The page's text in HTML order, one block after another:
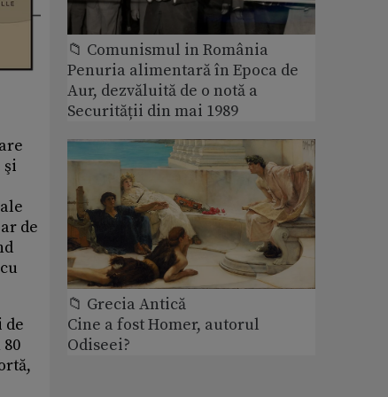
şi
de
de
📁 Comunismul in România
Penuria alimentară în Epoca de
Aur, dezvăluită de o notă a
Securității din mai 1989
📁 Grecia Antică
Cine a fost Homer, autorul
Odiseei?